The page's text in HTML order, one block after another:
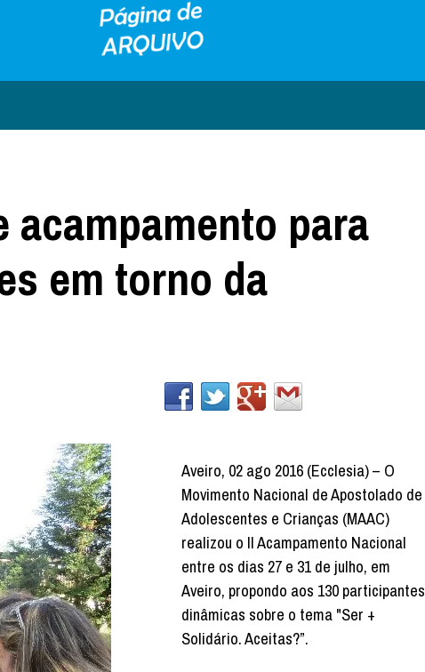
acampamento para
em torno da
Aveiro, 02 ago 2016 (Ecclesia) – O
Movimento Nacional de Apostolado de
Adolescentes e Crianças (MAAC)
realizou o II Acampamento Nacional
entre os dias 27 e 31 de julho, em
Aveiro, propondo aos 130 participantes
dinâmicas sobre o tema "Ser +
Solidário. Aceitas?”.